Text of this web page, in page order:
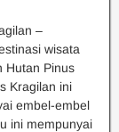
–
wisata
Hutan Pinus
Kragilan ini
embel-embel
ini mempunyai